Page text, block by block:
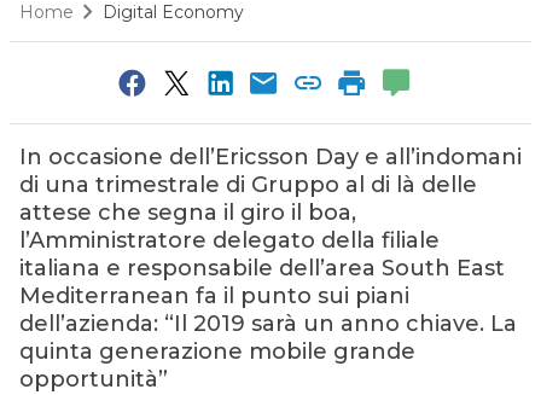
Home Digital Economy
In occasione dell’Ericsson Day e all’indomani
di una trimestrale di Gruppo al di là delle
attese che segna il giro il boa,
l’Amministratore delegato della filiale
italiana e responsabile dell’area South East
Mediterranean fa il punto sui piani
dell’azienda: “Il 2019 sarà un anno chiave. La
quinta generazione mobile grande
opportunità”